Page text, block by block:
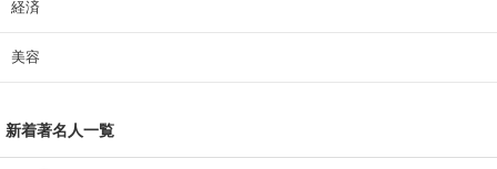
経済
美容
新着著名人一覧